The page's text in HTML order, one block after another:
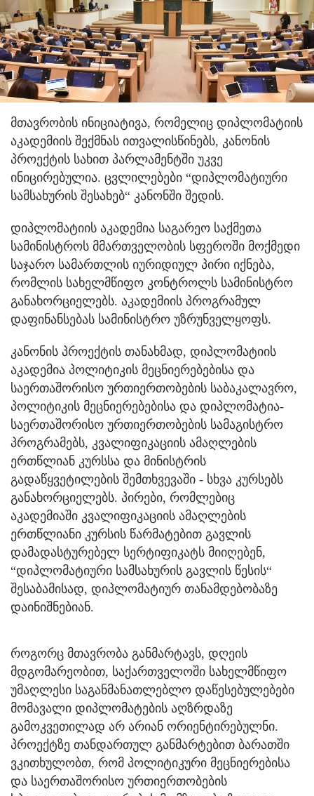
მთავრობის ინიციატივა, რომელიც დიპლომატიის
აკადემიის შექმნას ითვალისწინებს, კანონის
პროექტის სახით პარლამენტში უკვე
ინიცირებულია. ცვლილებები “დიპლომატიური
სამსახურის შესახებ“ კანონში შედის.
დიპლომატიის აკადემია საგარეო საქმეთა
სამინისტროს მმართველობის სფეროში მოქმედი
საჯარო სამართლის იურიდიულ პირი იქნება,
რომლის სახელმწიფო კონტროლს სამინისტრო
განახორციელებს. აკადემიის პროგრამულ
დაფინანსებას სამინისტრო უზრუნველყოფს.
კანონის პროექტის თანახმად, დიპლომატიის
აკადემია პოლიტიკის მეცნიერებებისა და
საერთაშორისო ურთიერთობების საბაკალავრო,
პოლიტიკის მეცნიერებებისა და დიპლომატია-
საერთაშორისო ურთიერთობების სამაგისტრო
პროგრამებს, კვალიფიკაციის ამაღლების
ერთწლიან კურსსა და მინისტრის
გადაწყვეტილების შემთხვევაში - სხვა კურსებს
განახორციელებს. პირები, რომლებიც
აკადემიაში კვალიფიკაციის ამაღლების
ერთწლიანი კურსის წარმატებით გავლის
დამადასტურებელ სერტიფიკატს მიიღებენ,
“დიპლომატიური სამსახურის გავლის წესის“
შესაბამისად, დიპლომატიურ თანამდებობაზე
დაინიშნებიან.
როგორც მთავრობა განმარტავს, დღეის
მდგომარეობით, საქართველოში სახელმწიფო
უმაღლესი საგანმანათლებლო დაწესებულებები
მომავალი დიპლომატების აღზრდაზე
გამოკვეთილად არ არიან ორიენტირებულნი.
პროექტზე თანდართულ განმარტებით ბარათში
ვკითხულობთ, რომ პოლიტიკური მეცნიერებისა
და საერთაშორისო ურთიერთობების